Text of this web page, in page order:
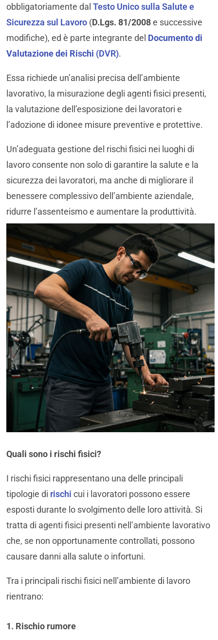
obbligatoriamente dal Testo Unico sulla Salute e
Sicurezza sul Lavoro (D.Lgs. 81/2008e successive
modifiche), ed è parte integrante del Documento di
Valutazione dei Rischi (DVR).
Essa richiede un’analisi precisa dell’ambiente
lavorativo, la misurazione degli agenti fisici presenti,
la valutazione dell’esposizione dei lavoratori e
l’adozione di idonee misure preventive e protettive.
Un’adeguata gestione del rischi fisici nei luoghi di
lavoro consente non solo di garantire la salute e la
sicurezza dei lavoratori, ma anche di migliorare il
benessere complessivo dell’ambiente aziendale,
ridurre l’assenteismo e aumentare la produttività.
Quali sono i rischi fisici?
I rischi fisici rappresentano una delle principali
tipologie di rischi cui i lavoratori possono essere
esposti durante lo svolgimento delle loro attività. Si
tratta di agenti fisici presenti nell’ambiente lavorativo
che, se non opportunamente controllati, possono
causare danni alla salute o infortuni.
Tra i principali rischi fisici nell’ambiente di lavoro
rientrano:
1. Rischio rumore